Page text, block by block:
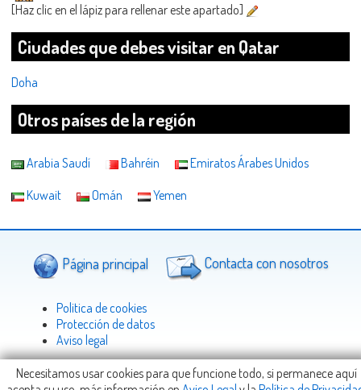
[Haz clic en el lápiz para rellenar este apartado]
Ciudades que debes visitar en Qatar
Doha
Otros países de la región
Arabia Saudí Bahréin
Emiratos Árabes Unidos
Kuwait
Omán Yemen
Página principal Contacta con nosotros
Politica de cookies
Protección de datos
Aviso legal
Necesitamos usar cookies para que funcione todo, si permanece aquí